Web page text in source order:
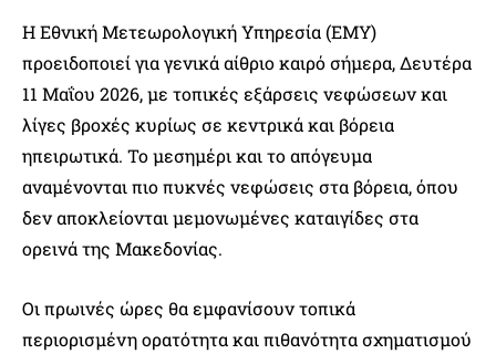
Η Εθνική Μετεωρολογική Υπηρεσία (ΕΜΥ)
προειδοποιεί για γενικά αίθριο καιρό σήμερα, Δευτέρα
11 Μαΐου 2026, με τοπικές εξάρσεις νεφώσεων και
λίγες βροχές κυρίως σε κεντρικά και βόρεια
ηπειρωτικά. Το μεσημέρι και το απόγευμα
αναμένονται πιο πυκνές νεφώσεις στα βόρεια, όπου
δεν αποκλείονται μεμονωμένες καταιγίδες στα
ορεινά της Μακεδονίας.
Οι πρωινές ώρες θα εμφανίσουν τοπικά
περιορισμένη ορατότητα και πιθανότητα σχηματισμού